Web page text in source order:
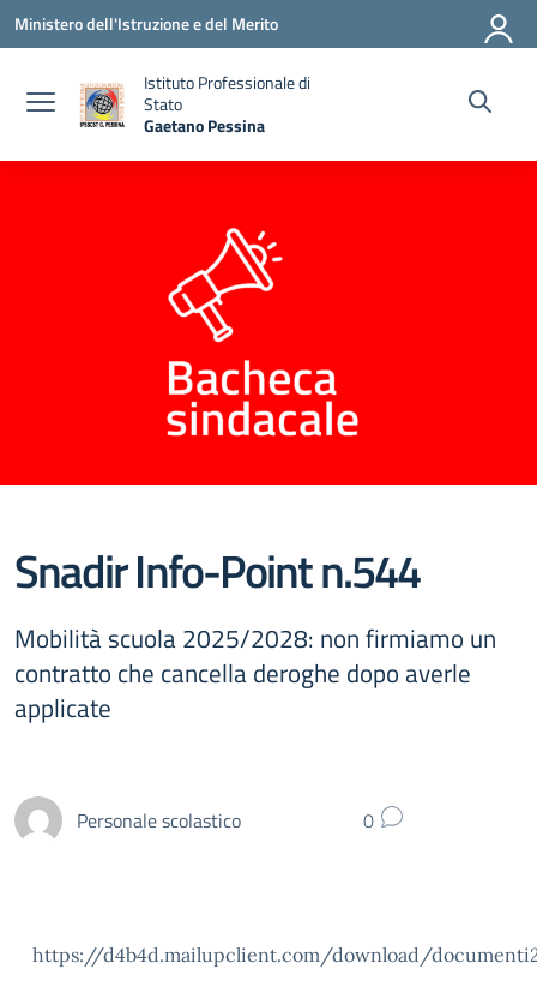
Vai ai contenuti
Vai al menu di navigazione
Vai al footer
Ministero dell'Istruzione e del Merito
Istituto Professionale di
Stato
Gaetano Pessina
Snadir Info-Point n.544
Mobilità scuola 2025/2028: non firmiamo un
contratto che cancella deroghe dopo averle
applicate
Personale scolastico 0
https://d4b4d.mailupclient.com/download/